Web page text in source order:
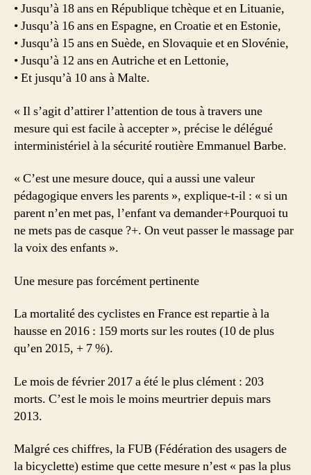
• Jusqu’à 18 ans en République tchèque et en Lituanie,
• Jusqu’à 16 ans en Espagne, en Croatie et en Estonie,
• Jusqu’à 15 ans en Suède, en Slovaquie et en Slovénie,
• Jusqu’à 12 ans en Autriche et en Lettonie,
• Et jusqu’à 10 ans à Malte.
« Il s’agit d’attirer l’attention de tous à travers une
mesure qui est facile à accepter », précise le délégué
interministériel à la sécurité routière Emmanuel Barbe.
« C’est une mesure douce, qui a aussi une valeur
pédagogique envers les parents », explique-t-il : « si un
parent n’en met pas, l’enfant va demander+Pourquoi tu
ne mets pas de casque ?+. On veut passer le massage par
la voix des enfants ».
Une mesure pas forcément pertinente
La mortalité des cyclistes en France est repartie à la
hausse en 2016 : 159 morts sur les routes (10 de plus
qu’en 2015, + 7 %).
Le mois de février 2017 a été le plus clément : 203
morts. C’est le mois le moins meurtrier depuis mars
2013.
Malgré ces chiffres, la FUB (Fédération des usagers de
la bicyclette) estime que cette mesure n’est « pas la plus